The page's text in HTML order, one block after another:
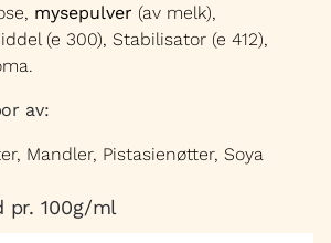
mysepulver (av melk),
(e 300), Stabilisator (e 412),
av:
Mandler, Pistasienøtter, Soya
pr. 100g/ml